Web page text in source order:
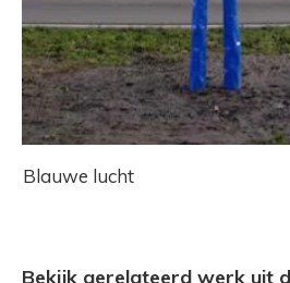
Blauwe lucht
Bekijk gerelateerd werk uit